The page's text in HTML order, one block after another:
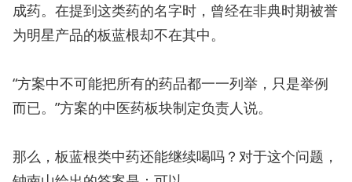
成药。在提到这类药的名字时，曾经在非典时期被誉
为明星产品的板蓝根却不在其中。
“方案中不可能把所有的药品都一一列举，只是举例
而已。”方案的中医药板块制定负责人说。
那么，板蓝根类中药还能继续喝吗？对于这个问题，